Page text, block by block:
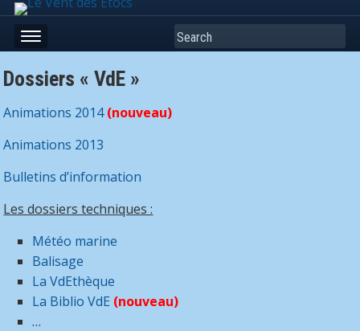
Search
Dossiers « VdE »
Animations 2014 (nouveau)
Animations 2013
Bulletins d’information
Les dossiers techniques :
Météo marine
Balisage
La VdEthèque
La Biblio VdE (nouveau)
…